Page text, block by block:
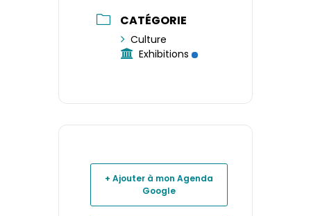
CATÉGORIE
Culture
Exhibitions
+ Ajouter à mon Agenda
Google